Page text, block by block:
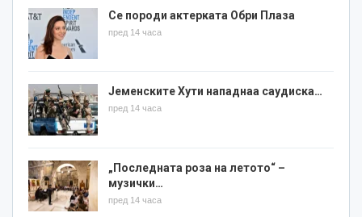
Се породи актерката Обри Плаза
пред 14 часа
Јеменските Хути нападнаа саудиска…
пред 14 часа
„Последната роза на летото“ –
музички…
пред 14 часа